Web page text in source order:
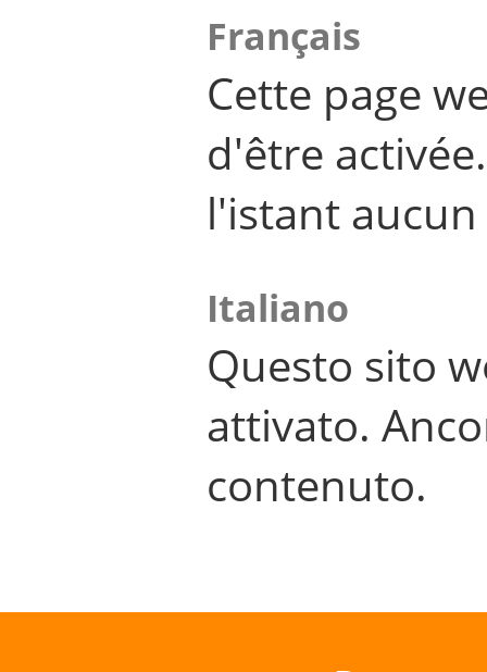
Français
Cette page
d'être
l'istant
Italiano
Questo sito
attivato.
contenuto.